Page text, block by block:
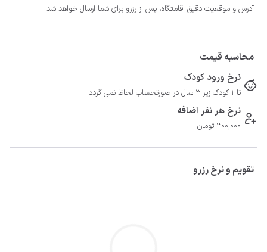
آدرس و موقعیت دقیق اقامتگاه، پس از رزرو برای شما ارسال خواهد شد
محاسبه قیمت
نرخ ورود کودک
تا 1 کودک زیر 3 سال در صورتحساب لحاظ نمی گردد
نرخ هر نفر اضافه
300,000 تومان
تقویم و نرخ رزرو